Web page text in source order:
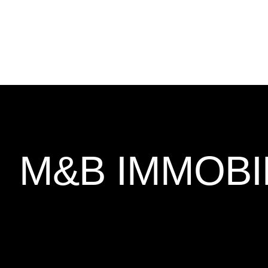
M&B